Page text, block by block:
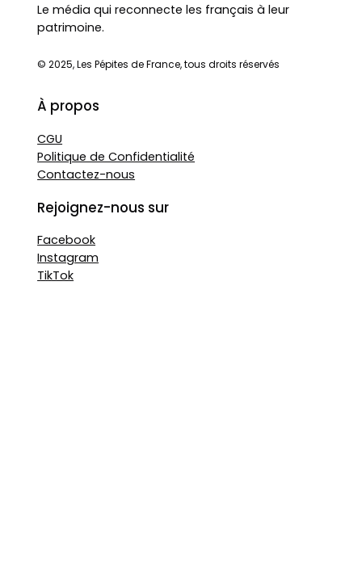
Le média qui reconnecte les français à leur
patrimoine.
© 2025, Les Pépites de France, tous droits réservés
À propos
CGU
Politique de Confidentialité
Contactez-nous
Rejoignez-nous sur
Facebook
Instagram
TikTok